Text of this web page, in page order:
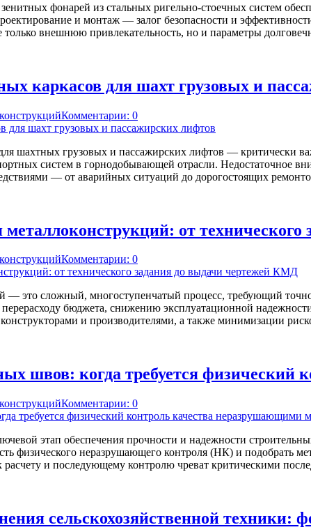
фонарей из стальных ригельно-стоечных систем
и монтаж — залог безопасности и
внешнюю привлекательность, но и параметры
каркасов для шахт грузовых и
Комментарии: 0
шахтных грузовых и пассажирских лифтов — критически
систем в горнодобывающей отрасли. Недостаточное
— от аварийных ситуаций до дорогостоящих
от
Комментарии: 0
— это сложный, многоступенчатый процесс, требующий
бюджета, снижению эксплуатационной
и производителями, а также минимизации
швов: когда требуется
Комментарии: 0
этап обеспечения прочности и надежности
физического неразрушающего контроля (НК) и подобрать
и последующему контролю чреват критическими
сельскохозяйственной